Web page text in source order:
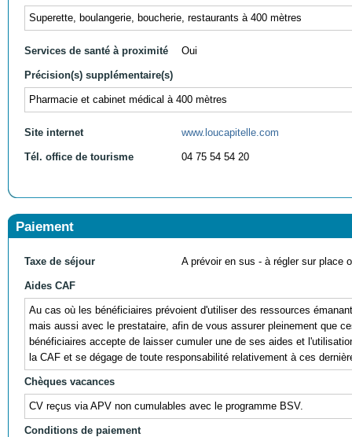
Superette, boulangerie, boucherie, restaurants à 400 mètres
Services de santé à proximité Oui
Précision(s) supplémentaire(s)
Pharmacie et cabinet médical à 400 mètres
Site internet www.loucapitelle.com
Tél. office de tourisme 04 75 54 54 20
Paiement
Taxe de séjour A prévoir en sus - à régler sur place
Aides CAF
Au cas où les bénéficiaires prévoient d'utiliser des ressources
mais aussi avec le prestataire, afin de vous assurer pleinement que
bénéficiaires accepte de laisser cumuler une de ses aides et
la CAF et se dégage de toute responsabilité relativement à ces
Chèques vacances
CV reçus via APV non cumulables avec le programme BSV.
Conditions de paiement